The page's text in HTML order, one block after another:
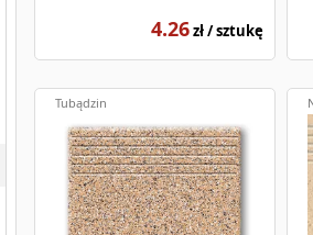
4.26zł / sztukę
Tubądzin